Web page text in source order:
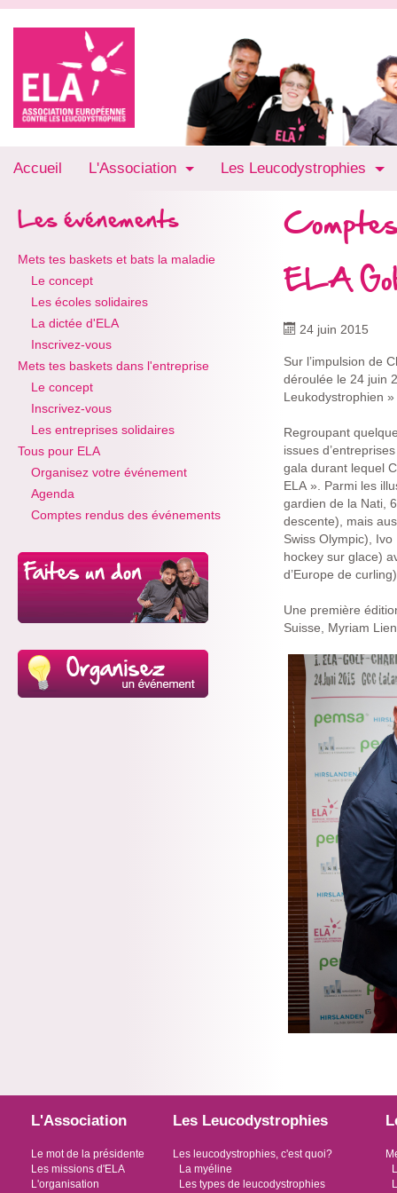
Accueil L'Association Les Leucodystrophies
Les événements
Mets tes baskets et bats la maladie
Le concept
Les écoles solidaires
La dictée d'ELA
Inscrivez-vous
Mets tes baskets dans l'entreprise
Le concept
Inscrivez-vous
Les entreprises solidaires
Tous pour ELA
Organisez votre événement
Agenda
Comptes rendus des événements
ELA
24 juin 2015
Sur l’impulsion de
déroulée le 24 juin
Leukodystrophien
Regroupant
issues
gala durant lequel
ELA ». Parmi les
gardien de la Nati,
descente), mais
Swiss Olympic),
hockey sur glace)
d’Europe de
Une première
Suisse, Myriam
L'Association
Le mot de la présidente
Les missions d'ELA
L'organisation
Les Leucodystrophies
Les leucodystrophies, c'est quoi?
La myéline
Les types de leucodystrophies